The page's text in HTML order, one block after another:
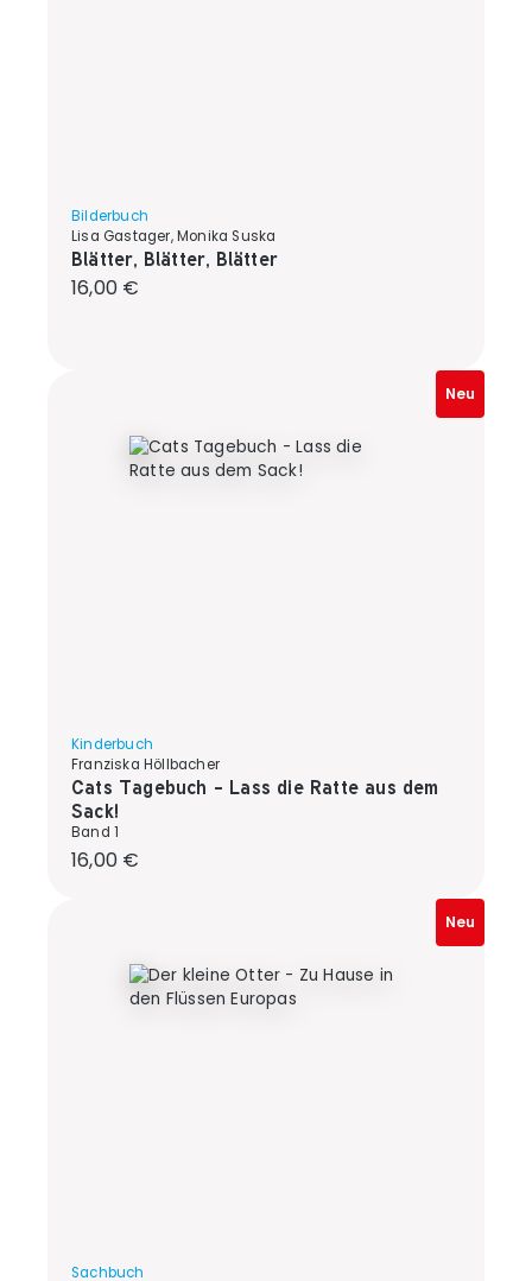
Bilderbuch
Lisa Gastager, Monika Suska
Blätter, Blätter, Blätter
Regulärer Preis:
16,00 €
Neu
Kinderbuch
Franziska Höllbacher
Cats Tagebuch - Lass die Ratte aus dem
Sack!
Band 1
Regulärer Preis:
16,00 €
Neu
Sachbuch